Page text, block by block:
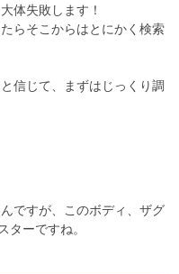
体失敗します！
らそこからはとにかく検索
信じて、まずはじっくり調
ですが、このボディ、ザグ
ターですね。